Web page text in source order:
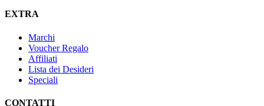
EXTRA
Marchi
Voucher Regalo
Affiliati
Lista dei Desideri
Speciali
CONTATTI